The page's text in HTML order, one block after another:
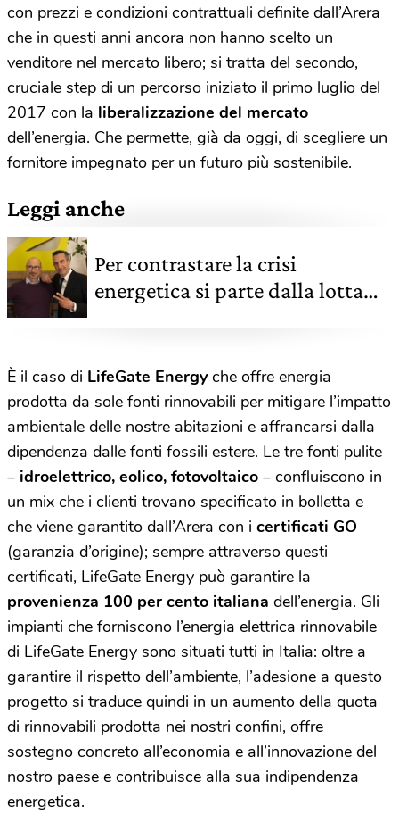
con prezzi e condizioni contrattuali definite dall’Arera
che in questi anni ancora non hanno scelto un
venditore nel mercato libero; si tratta del secondo,
cruciale step di un percorso iniziato il primo luglio del
2017 con la liberalizzazione del mercato
dell’energia. Che permette, già da oggi, di scegliere un
fornitore impegnato per un futuro più sostenibile.
Leggi anche
Per contrastare la crisi
energetica si parte dalla lotta
È il caso di LifeGate Energyche offre energia
prodotta da sole fonti rinnovabili per mitigare l’impatto
ambientale delle nostre abitazioni e affrancarsi dalla
dipendenza dalle fonti fossili estere. Le tre fonti pulite
– idroelettrico, eolico, fotovoltaico – confluiscono in
un mix che i clienti trovano specificato in bolletta e
che viene garantito dall’Arera con i certificati GO
(garanzia d’origine); sempre attraverso questi
certificati, LifeGate Energy può garantire la
provenienza 100 per cento italiana dell’energia. Gli
impianti che forniscono l’energia elettrica rinnovabile
di LifeGate Energy sono situati tutti in Italia: oltre a
garantire il rispetto dell’ambiente, l’adesione a questo
progetto si traduce quindi in un aumento della quota
di rinnovabili prodotta nei nostri confini, offre
sostegno concreto all’economia e all’innovazione del
nostro paese e contribuisce alla sua indipendenza
energetica.